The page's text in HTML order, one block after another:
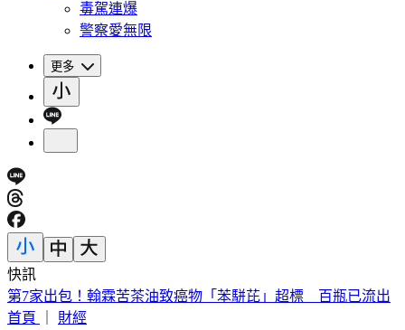
毒駕連爆
警察愛無限
更多
快訊
白海豚接近！新北淡水驚見龍捲風 民眾驚呼：難得一遇
首頁
財經